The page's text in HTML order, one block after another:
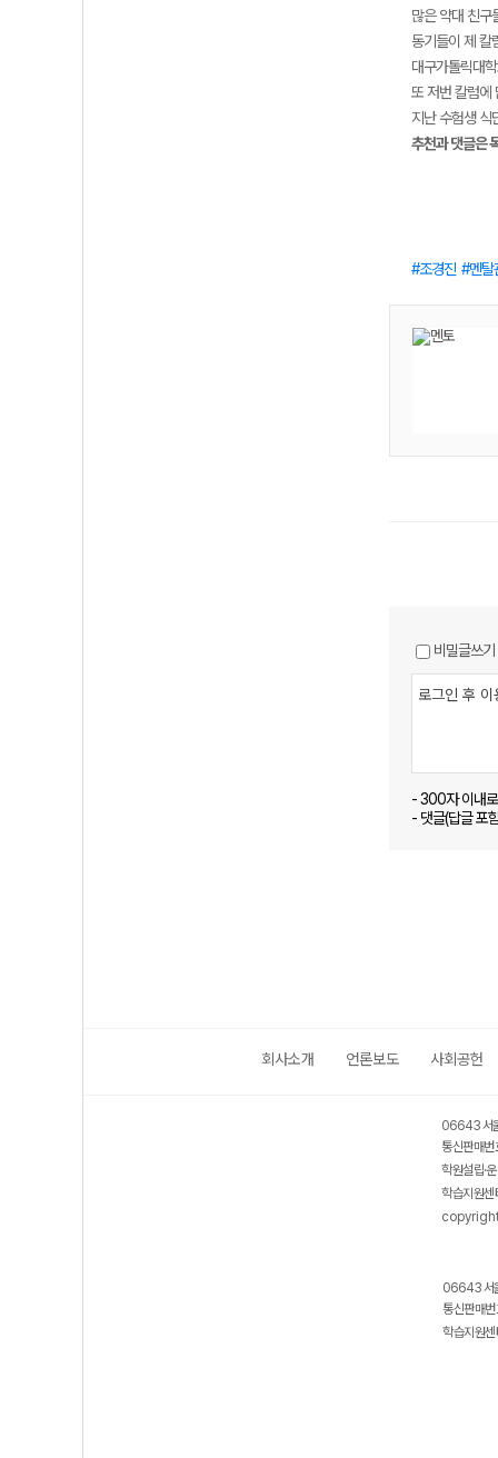
많은 약대 친구
동기들이 제 칼
대구가톨릭대
또 저번 칼럼에
지난 수험생 식
추천과 댓글은
조경진 멘탈
비밀글쓰기
- 300자 이내
- 댓글(답글 포
회사소개 언론보도 사회공헌
06643 서
통신판매
학원설립·
학습지원
06643 서
통신판매
학습지원